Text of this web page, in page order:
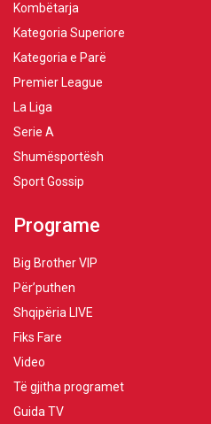
Kombëtarja
Kategoria Superiore
Kategoria e Parë
Premier League
La Liga
Serie A
Shumësportësh
Sport Gossip
Programe
Big Brother VIP
Për’puthen
Shqipëria LIVE
Fiks Fare
Video
Të gjitha programet
Guida TV